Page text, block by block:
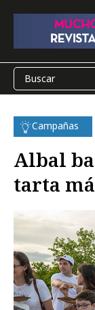
Campañas
Albal
tarta